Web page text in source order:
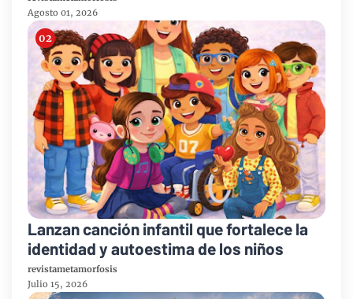
Agosto 01, 2026
Lanzan canción infantil que fortalece la
identidad y autoestima de los niños
revistametamorfosis
Julio 15, 2026